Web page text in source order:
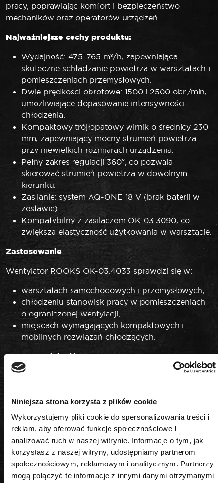
Niniejsza strona korzysta z plików cookie
Wykorzystujemy pliki cookie do spersonalizowania treści i
reklam, aby oferować funkcje społecznościowe i
analizować ruch w naszej witrynie. Informacje o tym, jak
korzystasz z naszej witryny, udostępniamy partnerom
społecznościowym, reklamowym i analitycznym. Partnerzy
mogą połączyć te informacje z innymi danymi otrzymanymi
pracy, poprawiając komfort i bezpieczeństwo
mechaników oraz operatorów urządzeń.
Najważniejsze cechy produktu:
Wydajność: 475–765 m³/h, zapewniająca
skuteczne schładzanie powietrza w warsztatach i
pomieszczeniach przemysłowych.
Dwie prędkości obrotowe: 1500 i 2500 obr./min,
umożliwiające dopasowanie intensywności
chłodzenia.
Kompaktowy trójłopatowy wirnik o średnicy 230
mm, zapewniający mocny strumień powietrza
przy niewielkich rozmiarach urządzenia.
Pełny zakres regulacji 360°, co pozwala
skierować strumień powietrza w dowolnym
kierunku.
Zasilanie: system AQ-ONE 18 V (brak baterii w
zestawie).
Kompatybilny z zasilaczem OK-03.3090, co
zwiększa elastyczność użytkowania w warsztacie.
Zastosowanie
Wentylator ROOKS OK-03.4033 sprawdzi się w:
warsztatach samochodowych i przemysłowych,
chłodzeniu stanowisk pracy w pomieszczeniach
o ograniczonej wentylacji,
miejscach wymagających kompaktowych i
mobilnych rozwiązań chłodzących.
Postaw na jakość ROOKS
Wybierając produkty ROOKS, inwestujesz w
narzędzia i akcesoria warsztatowe, które łączą
ROOKS tworzy sprzęt z myślą o profesjonalistach –
zapewniając komfort pracy, bezpieczeństwo i
precyzję wykonania. Dzięki wysokiej jakości
materiałom i starannemu procesowi produkcji każdy
produkt ROOKS spełnia rygorystyczne standardy, co
pozwala mechanikom i serwisantom wykonywać
swoje zadania szybko, bezpiecznie i efektywnie.